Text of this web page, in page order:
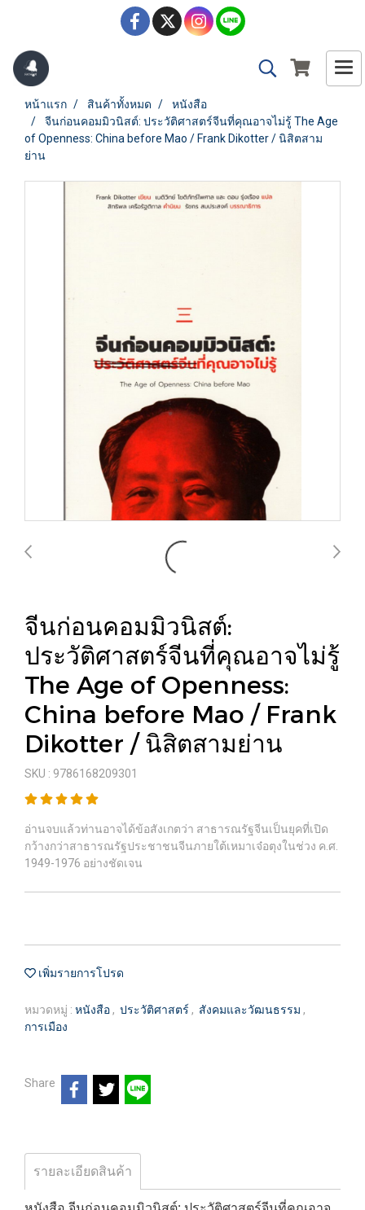
หน้าแรก สินค้าทั้งหมด
หนังสือ
จีนก่อนคอมมิวนิสต์: ประวัติศาสตร์จีนที่คุณอาจไม่รู้ The Age
of Openness: China before Mao / Frank Dikotter / นิสิตสาม
ย่าน
จีนก่อนคอมมิวนิสต์:
ประวัติศาสตร์จีนที่คุณอาจไม่รู้
The Age of Openness:
China before Mao / Frank
Dikotter / นิสิตสามย่าน
SKU : 9786168209301
อ่านจบแล้วท่านอาจได้ข้อสังเกตว่า สาธารณรัฐจีนเป็นยุคที่เปิด
กว้างกว่าสาธารณรัฐประชาชนจีนภายใต้เหมาเจ๋อตุงในช่วง ค.ศ.
1949-1976 อย่างชัดเจน
เพิ่มรายการโปรด
หมวดหมู่ : หนังสือ , ประวัติศาสตร์ , สังคมและวัฒนธรรม ,
การเมือง
Share
รายละเอียดสินค้า